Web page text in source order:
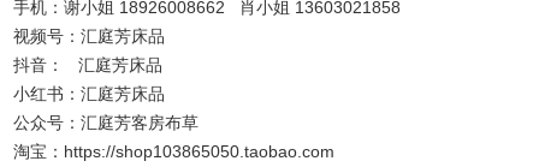
手机：谢小姐 18926008662 肖小姐 13603021858
视频号：汇庭芳床品
抖音： 汇庭芳床品
小红书：汇庭芳床品
公众号：汇庭芳客房布草
淘宝：https://shop103865050.taobao.com